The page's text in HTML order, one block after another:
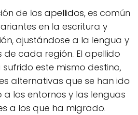
de los apellidos, es común
en la escritura y
ajustándose a la lengua y
de cada región. El apellido
sufrido este mismo destino,
alternativas que se han ido
los entornos y las lenguas
a los que ha migrado.